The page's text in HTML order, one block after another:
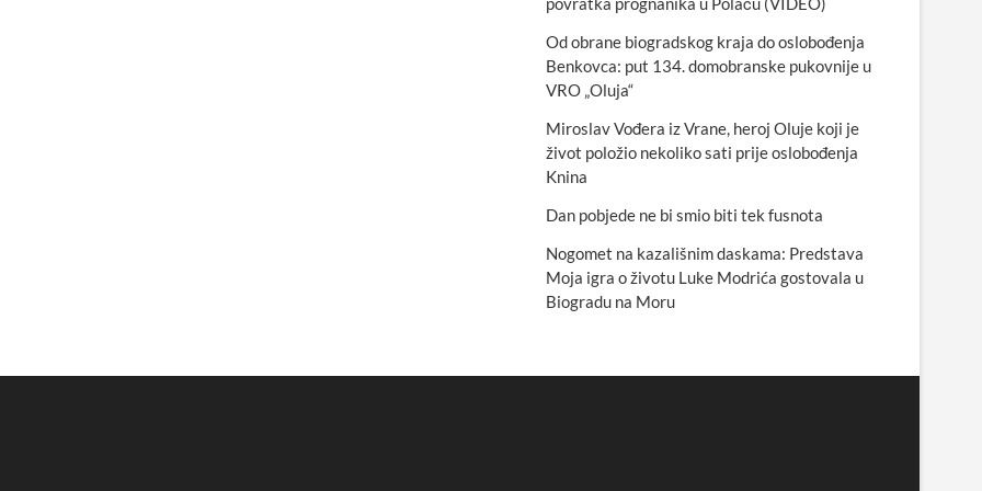
Od obrane biogradskog kraja do oslobođenja
Benkovca: put 134. domobranske pukovnije u
VRO „Oluja“
Miroslav Vođera iz Vrane, heroj Oluje koji je
život položio nekoliko sati prije oslobođenja
Knina
Dan pobjede ne bi smio biti tek fusnota
Nogomet na kazališnim daskama: Predstava
Moja igra o životu Luke Modrića gostovala u
Biogradu na Moru